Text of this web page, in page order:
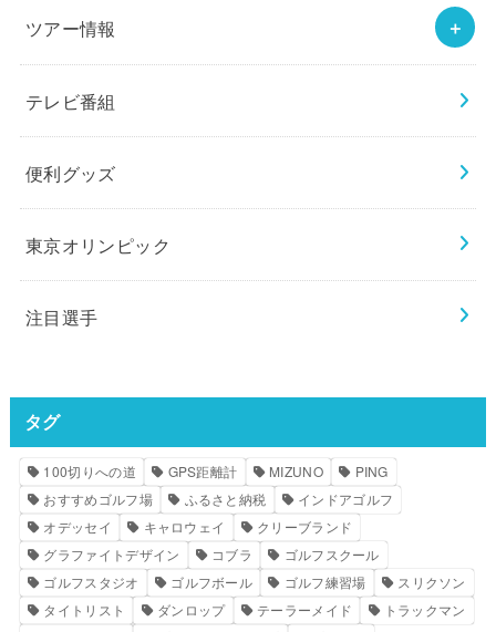
ツアー情報
テレビ番組
便利グッズ
東京オリンピック
注目選手
タグ
100切りへの道 GPS距離計 MIZUNO
PING
おすすめゴルフ場
ふるさと納税
インドアゴルフ
オデッセイ
キャロウェイ
クリーブランド
グラファイトデザイン
コブラ
ゴルフスクール
ゴルフスタジオ
ゴルフボール ゴルフ練習場
スリクソン
タイトリスト
ダンロップ テーラーメイド
トラックマン